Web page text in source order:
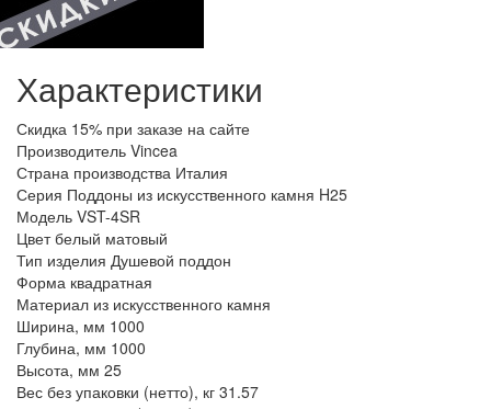
Характеристики
Скидка 15% при заказе на сайте
Производитель Vincea
Страна производства Италия
Серия Поддоны из искусственного камня H25
Модель VST-4SR
Цвет белый матовый
Тип изделия Душевой поддон
Форма квадратная
Материал из искусственного камня
Ширина, мм 1000
Глубина, мм 1000
Высота, мм 25
Вес без упаковки (нетто), кг 31.57